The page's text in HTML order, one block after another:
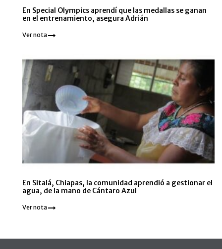
En Special Olympics aprendí que las medallas se ganan
en el entrenamiento, asegura Adrián
Ver nota
En Sitalá, Chiapas, la comunidad aprendió a gestionar el
agua, de la mano de Cántaro Azul
Ver nota